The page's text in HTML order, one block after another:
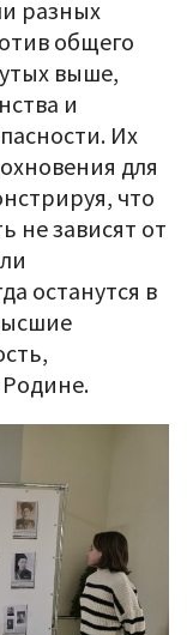
разных
общего
выше,
и
Их
для
что
не зависят от
останутся в